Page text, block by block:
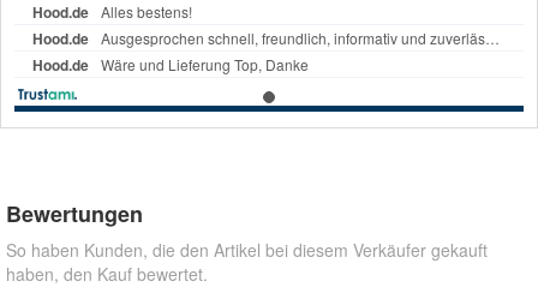
Bewertungen
So haben Kunden, die den Artikel bei diesem Verkäufer gekauft
haben, den Kauf bewertet.